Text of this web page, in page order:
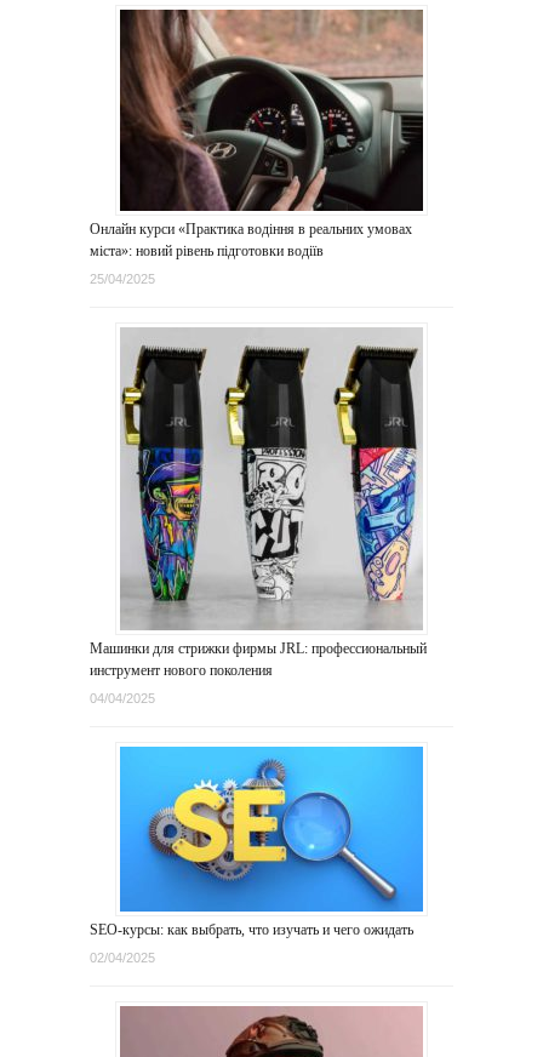
Онлайн курси «Практика водіння в реальних умовах
міста»: новий рівень підготовки водіїв
25/04/2025
Машинки для стрижки фирмы JRL: профессиональный
инструмент нового поколения
04/04/2025
SEO-курсы: как выбрать, что изучать и чего ожидать
02/04/2025